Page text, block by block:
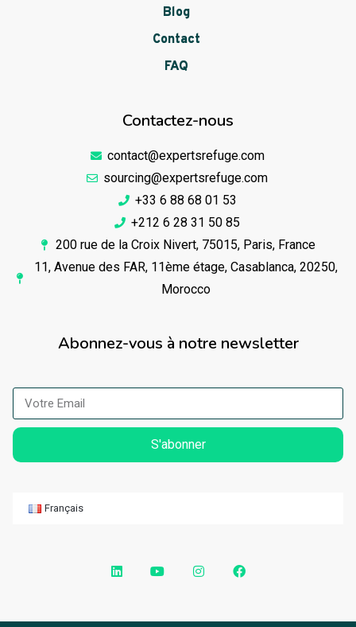
Blog
Contact
FAQ
Contactez-nous
contact@expertsrefuge.com
sourcing@expertsrefuge.com
+33 6 88 68 01 53
+212 6 28 31 50 85
200 rue de la Croix Nivert, 75015, Paris, France
11, Avenue des FAR, 11ème étage, Casablanca, 20250,
Morocco
Abonnez-vous à notre newsletter
S'abonner
Français